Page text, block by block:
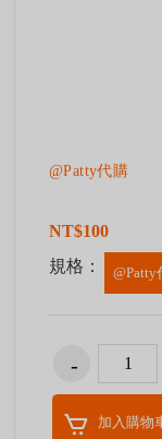
@Patty代購
NT$100
規格：
@Patty
加入購物